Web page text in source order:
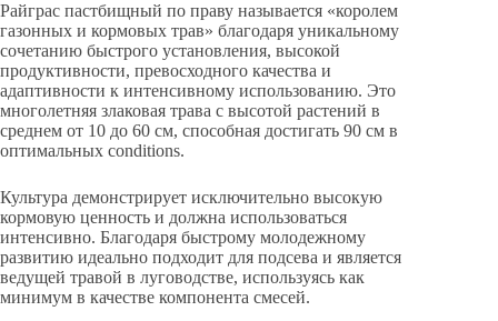
Райграс пастбищный по праву называется «королем
газонных и кормовых трав» благодаря уникальному
сочетанию быстрого установления, высокой
продуктивности, превосходного качества и
адаптивности к интенсивному использованию. Это
многолетняя злаковая трава с высотой растений в
среднем от 10 до 60 см, способная достигать 90 см в
оптимальных conditions.
Культура демонстрирует исключительно высокую
кормовую ценность и должна использоваться
интенсивно. Благодаря быстрому молодежному
развитию идеально подходит для подсева и является
ведущей травой в луговодстве, используясь как
минимум в качестве компонента смесей.